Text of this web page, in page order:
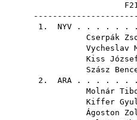
1. NYV . . . . . . .
Cserpák
Vycheslav
Kiss
Szász
2. ARA . . . . . . .
Molnár
Kiffer
Ágoston